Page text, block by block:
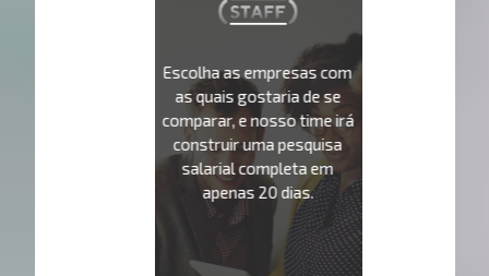
Escolha as empresas com
as quais gostaria de se
comparar, e nosso time irá
construir uma pesquisa
salarial completa em
apenas 20 dias.